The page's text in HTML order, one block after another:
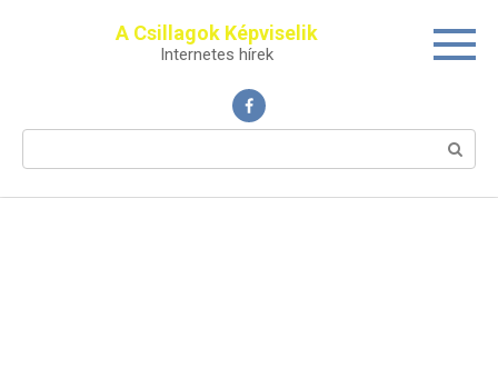
A Csillagok Képviselik
Internetes hírek
Поиск: